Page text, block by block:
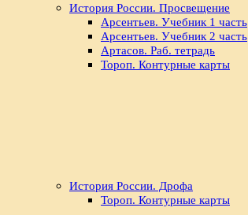
История России. Просвещение
Арсентьев. Учебник 1 часть
Арсентьев. Учебник 2 часть
Артасов. Раб. тетрадь
Тороп. Контурные карты
История России. Дрофа
Тороп. Контурные карты